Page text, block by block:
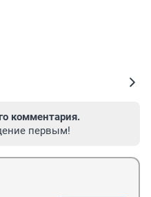
комментария.
первым!